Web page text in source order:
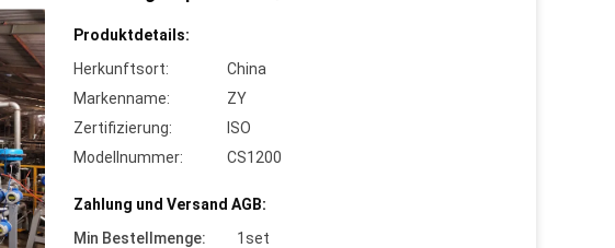
Produktdetails:
Herkunftsort:
China
Markenname:
ZY
Zertifizierung:
ISO
Modellnummer:
CS1200
Zahlung und Versand AGB:
Min Bestellmenge:
1set